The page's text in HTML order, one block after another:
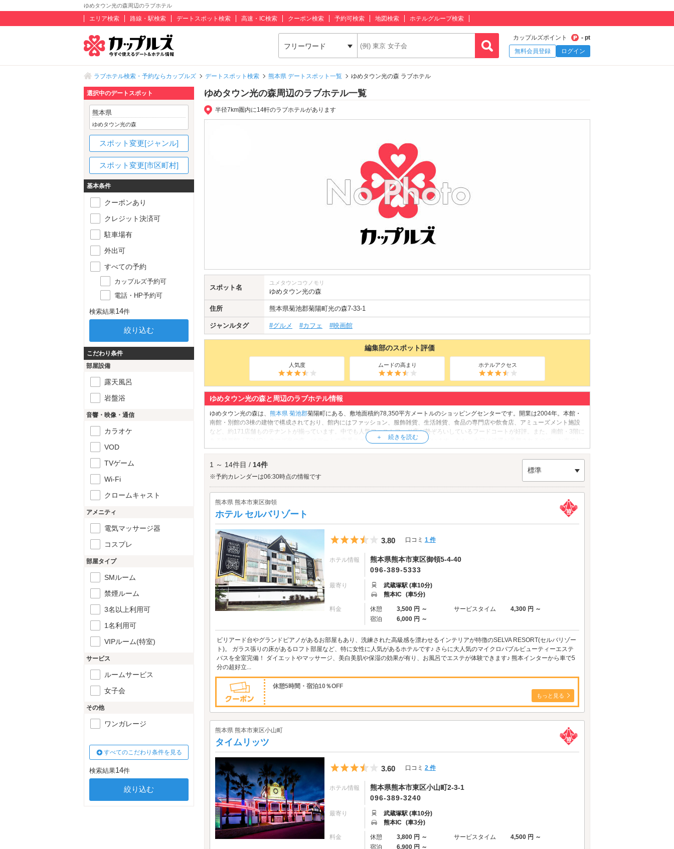
ゆめタウン光の森周辺のラブホテル
エリア検索 路線・駅検索 デートスポット検索 高速・IC検索 クーポン検索 予約可検索 地図検索 ホテルグループ検索
フリーワード
カップルズポイント
- pt
無料会員登録
ログイン
ラブホテル検索・予約ならカップルズ デートスポット検索 熊本県 デートスポット一覧 ゆめタウン光の森 ラブホテル
ゆめタウン光の森周辺のラブホテル一覧
半径7km圏内に14軒のラブホテルがあります
スポット名
ユメタウンコウノモリ
ゆめタウン光の森
住所 熊本県菊池郡菊陽町光の森7-33-1
ジャンルタグ #グルメ #カフェ #映画館
編集部のスポット評価
人気度 ムードの高まり ホテルアクセス
ゆめタウン光の森と周辺のラブホテル情報
ゆめタウン光の森は、 熊本県 菊池郡菊陽町にある、敷地面積約78,350平方メートルのショッピングセンターです。開業は2004年。本館・
南館・別館の3棟の建物で構成されており、館内にはファッション、服飾雑貨、生活雑貨、食品の専門店や飲食店、アミューズメント施設
など、約171店舗ものテナントが揃っています。中でも人気ファストフード店が勢ぞろいしているフードコートが好評。また、南館・3階に
ある映画館「TOHOシネマズ光の森」はデートの定番スポットとしても重宝されています。なお、土日は渋滞が予想されるので、お車でお
出かけの際は事前にトイレ休憩などを行っておくと良いでしょう。
1 ～ 14件目 / 14件
※予約カレンダーは06:30時点の情報です
標準
熊本県 熊本市東区御領
ホテル セルバリゾート
5つ星のうち3.5
3.80 口コミ 1 件
ホテル情報
熊本県熊本市東区御領5-4-40
096-389-5333
最寄り
武蔵塚駅 (車10分)
熊本IC (車5分)
料金 休憩 3,500 円 ～ サービスタイム
4,300 円 ～
宿泊
6,000 円 ～
ビリアード台やグランドピアノがあるお部屋もあり、洗練された高級感を漂わせるインテリアが特徴のSELVA RESORT(セルバリゾー
ト)。 ガラス張りの床があるロフト部屋など、特に女性に人気があるホテルです♪ さらに大人気のマイクロバブルビューティーエステ
バスを全室完備！ ダイエットやマッサージ、美白美肌や保湿の効果が有り、お風呂でエステが体験できます♪ 熊本インターから車で5
分の超好立...
休憩5時間・宿泊10％OFF
もっと見る
熊本県 熊本市東区小山町
タイムリッツ
5つ星のうち3.5
3.60 口コミ 2 件
ホテル情報
熊本県熊本市東区小山町2-3-1
096-389-3240
最寄り
武蔵塚駅 (車10分)
熊本IC (車3分)
料金 休憩 3,800 円 ～ サービスタイム
4,500 円 ～
宿泊
6,900 円 ～
選択中のデートスポット
熊本県
ゆめタウン光の森
スポット変更[ジャンル]
スポット変更[市区町村]
基本条件
クーポンあり
クレジット決済可
駐車場有
外出可
すべての予約
カップルズ予約可
電話・HP予約可
検索結果14件
こだわり条件
部屋設備
露天風呂
岩盤浴
音響・映像・通信
カラオケ
VOD
TVゲーム
Wi-Fi
クロームキャスト
アメニティ
電気マッサージ器
コスプレ
部屋タイプ
SMルーム
禁煙ルーム
3名以上利用可
1名利用可
VIPルーム(特室)
サービス
ルームサービス
女子会
その他
ワンガレージ
すべてのこだわり条件を見る
検索結果14件